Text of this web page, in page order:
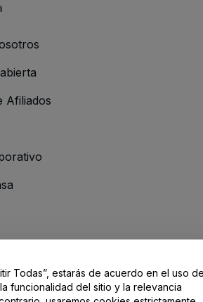
Afiliados
/ Contacto
Todas”, estarás de acuerdo en el uso
funcionalidad del sitio y la relevancia